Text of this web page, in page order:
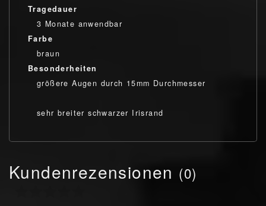
Tragedauer
3 Monate anwendbar
Farbe
braun
Besonderheiten
größere Augen durch 15mm Durchmesser
sehr breiter schwarzer Irisrand
Kundenrezensionen (0)